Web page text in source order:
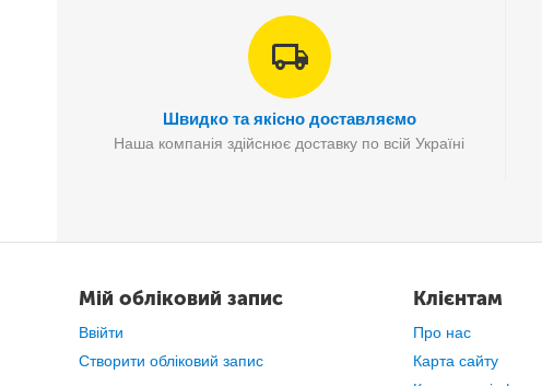
розібрати і перемістити на нове місце.Збірна
Швидко та якісно доставляємо
Наша компанія здійснює доставку по всій Україні
Мій обліковий запис
Ввійти
Створити обліковий запис
Клієнтам
Про нас
Карта сайту